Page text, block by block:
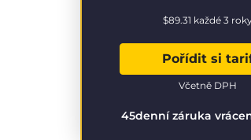
$89.31 každé 3
Pořídit si
45denní záruka
Včetně DPH